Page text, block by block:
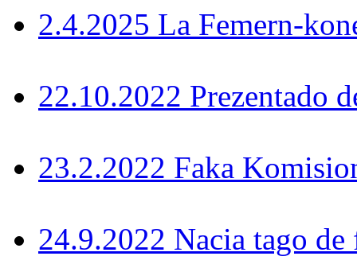
2.4.2025 La Femern-
22.10.2022 Prezentado
23.2.2022 Faka
24.9.2022 Nacia tago